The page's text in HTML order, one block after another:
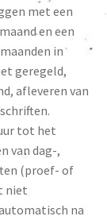
met een
en een
in
geregeld,
afleveren van
tot het
van dag-,
(proef- of
niet
na